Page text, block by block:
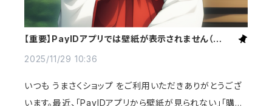
【重要】PayIDアプリでは壁紙が表示されません（購入
2025/11/29 10:36
いつも うまさくショップ をご利用いただきありがとうござ
います。最近、「PayIDアプリから壁紙が見られない」「購入